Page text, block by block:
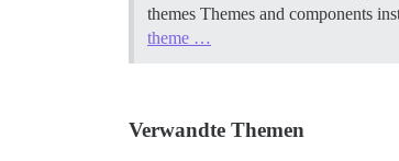
themes Themes and components
theme …
Verwandte Themen